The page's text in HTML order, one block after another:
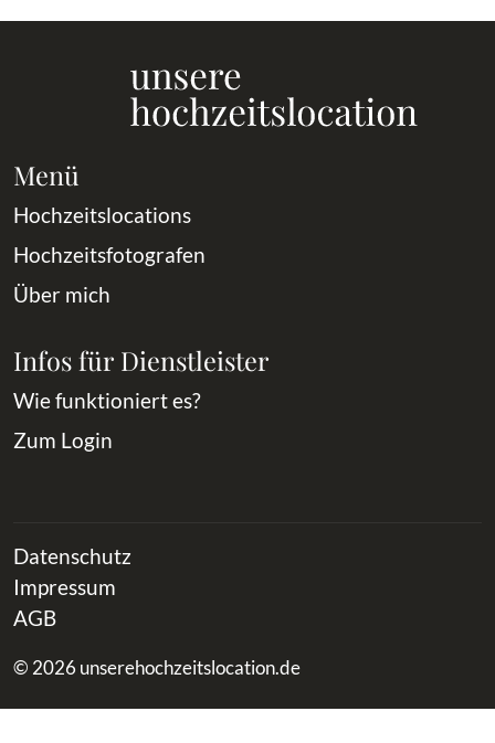
Menü
Hochzeitslocations
Hochzeitsfotografen
Über mich
Infos für Dienstleister
Wie funktioniert es?
Zum Login
Datenschutz
Impressum
AGB
© 2026 unserehochzeitslocation.de